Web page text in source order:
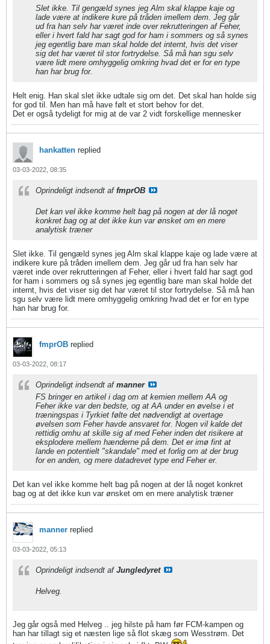
Slet ikke. Til gengæld synes jeg Alm skal klappe kaje og
lade være at indikere kure på tråden imellem dem. Jeg går
ud fra han selv har været inde over rekrutteringen af Feher,
eller i hvert fald har sagt god for ham i sommers og så synes
jeg egentlig bare man skal holde det internt, hvis det viser
sig det har været til stor fortrydelse. Så må han sgu selv
være lidt mere omhyggelig omkring hvad det er for en type
han har brug for.
Helt enig. Han skal slet ikke udtale sig om det. Det skal han holde sig
for god til. Men han må have følt et stort behov for det.
Det er også tydeligt for mig at de var 2 vidt forskellige mennesker
hankatten replied
03-03-2022, 08:35
Oprindeligt indsendt af fmprOB
Det kan vel ikke komme helt bag på nogen at der lå noget
konkret bag og at det ikke kun var ønsket om en mere
analytisk træner
Slet ikke. Til gengæld synes jeg Alm skal klappe kaje og lade være at
indikere kure på tråden imellem dem. Jeg går ud fra han selv har
været inde over rekrutteringen af Feher, eller i hvert fald har sagt god
for ham i sommers og så synes jeg egentlig bare man skal holde det
internt, hvis det viser sig det har været til stor fortrydelse. Så må han
sgu selv være lidt mere omhyggelig omkring hvad det er for en type
han har brug for.
fmprOB replied
03-03-2022, 08:17
Oprindeligt indsendt af manner
FS bringer en artikel i dag om at kemien mellem AA og
Feher ikke var den bedste, og at AA under en øvelse i et
træningspas i Tyrkiet følte det nødvendigt at overtage
øvelsen som Feher havde ansvaret for. Nogen vil kalde det
rettidig omhu at skille sig af med Feher inden det risikere at
eksplodere mellem hænderne på dem. Det er imø fint at
lande en potentielt "skandale" med et forlig om at der brug
for en anden, og mere datadrevet type end Feher er.
Det kan vel ikke komme helt bag på nogen at der lå noget konkret
bag og at det ikke kun var ønsket om en mere analytisk træner
manner replied
03-03-2022, 05:13
Oprindeligt indsendt af Jungledyret
Helveg.
Jeg går også med Helveg .. jeg hilste på ham før FCM-kampen og
han har tillagt sig et næsten lige så flot skæg som Wesstrøm. Det